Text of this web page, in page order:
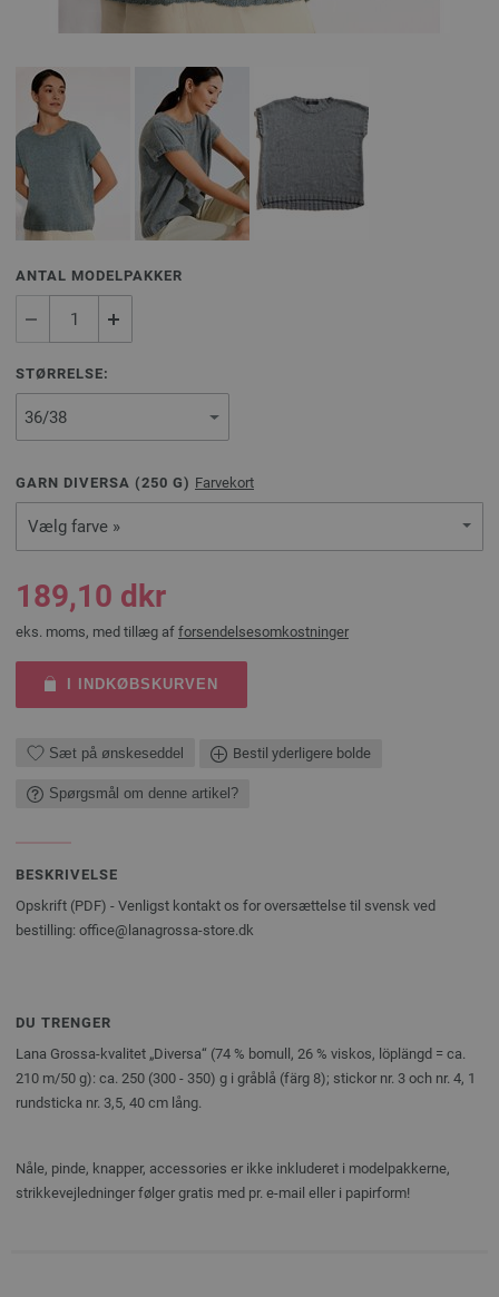
ANTAL MODELPAKKER
STØRRELSE:
GARN DIVERSA (250 G) Farvekort
Vælg farve »
189,10 dkr
eks. moms, med tillæg af forsendelsesomkostninger
I INDKØBSKURVEN
Sæt på ønskeseddel Bestil yderligere bolde
Spørgsmål om denne artikel?
BESKRIVELSE
Opskrift (PDF) - Venligst kontakt os for oversættelse til svensk ved
bestilling: office@lanagrossa-store.dk
DU TRENGER
Lana Grossa-kvalitet „Diversa“ (74 % bomull, 26 % viskos, löplängd = ca.
210 m/50 g): ca. 250 (300 - 350) g i gråblå (färg 8); stickor nr. 3 och nr. 4, 1
rundsticka nr. 3,5, 40 cm lång.
Nåle, pinde, knapper, accessories er ikke inkluderet i modelpakkerne,
strikkevejledninger følger gratis med pr. e-mail eller i papirform!